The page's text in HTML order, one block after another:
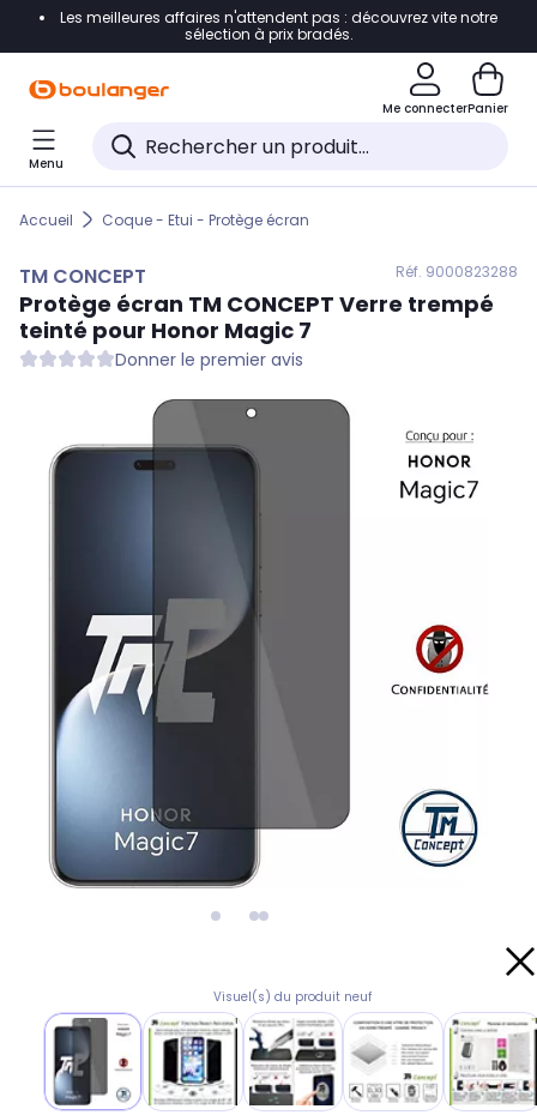
Accéder directement à la navigation
Accéder directement au pied de page
Accéder directement au chatbot
Les meilleures affaires n'attendent pas : découvrez vite notre
sélection à prix bradés.
Me connecterPanier
Menu
Accueil Coque - Etui - Protège écran
TM CONCEPT Réf. 9000823288
Protège écran TM CONCEPT Verre trempé
teinté pour Honor Magic 7
Donner le premier avis
Visuel(s) du produit neuf